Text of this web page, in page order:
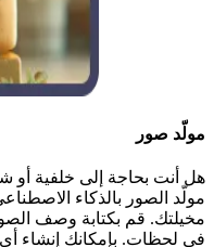
مولّد صور
هل أنت بحاجة إلى خلفية أو
مولّد الصور بالذكاء
مخيلتك. قم بكتابة وصف
في لحظات. بإمكانك إنشاء